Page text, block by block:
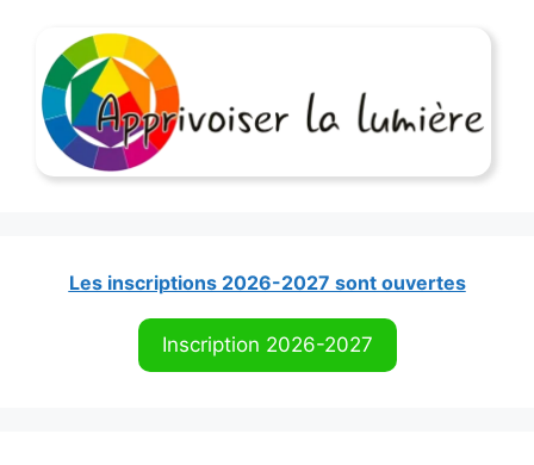
Les inscriptions 2026-2027 sont ouvertes
Inscription 2026-2027